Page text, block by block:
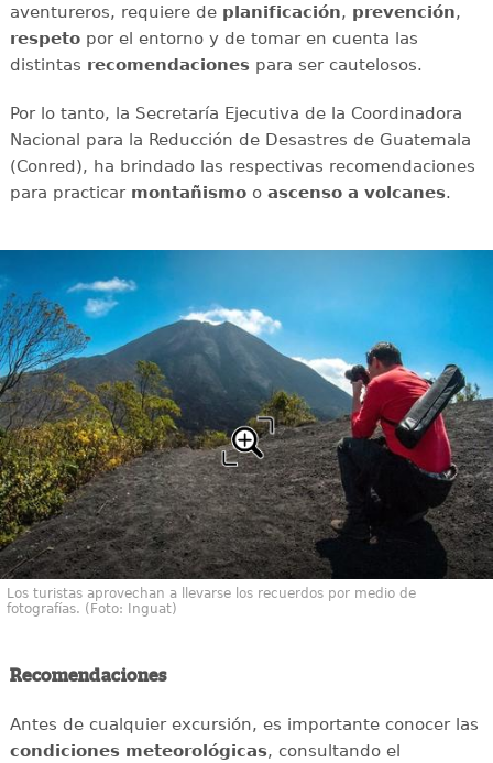
aventureros, requiere de planificación, prevención,
respetopor el entorno y de tomar en cuenta las
distintas recomendacionespara ser cautelosos.
Por lo tanto, la Secretaría Ejecutiva de la Coordinadora
Nacional para la Reducción de Desastres de Guatemala
(Conred), ha brindado las respectivas recomendaciones
para practicar montañismoo ascenso a volcanes.
Los turistas aprovechan a llevarse los recuerdos por medio de
fotografías. (Foto: Inguat)
Recomendaciones
Antes de cualquier excursión, es importante conocer las
condiciones meteorológicas, consultando el